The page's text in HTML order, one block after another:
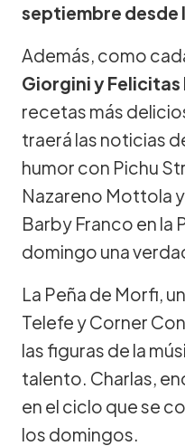
septiembre desde
Además, como
Giorgini y Felicitas
recetas más
traerá las noticias
humor con Pichu
Nazareno Mottola
Barby Franco en la
domingo una
La Peña de Morfi,
Telefe y Corner
las figuras de la
talento. Charlas,
en el ciclo que se
los domingos.